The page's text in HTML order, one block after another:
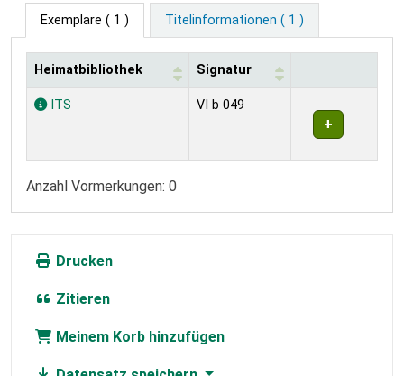
Exemplare ( 1 ) Titelinformationen ( 1 )
Exemplare
Heimatbibliothek Signatur
ITS VI b 049
Anzahl Vormerkungen: 0
Drucken
Zitieren
Meinem Korb hinzufügen